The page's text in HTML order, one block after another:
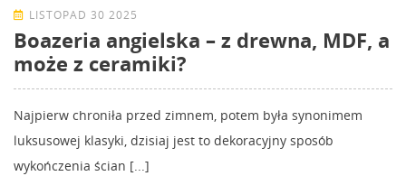
LISTOPAD 30 2025
Boazeria angielska – z drewna, MDF, a
może z ceramiki?
Najpierw chroniła przed zimnem, potem była synonimem
luksusowej klasyki, dzisiaj jest to dekoracyjny sposób
wykończenia ścian [...]